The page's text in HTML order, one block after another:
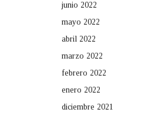
junio 2022
mayo 2022
abril 2022
marzo 2022
febrero 2022
enero 2022
diciembre 2021